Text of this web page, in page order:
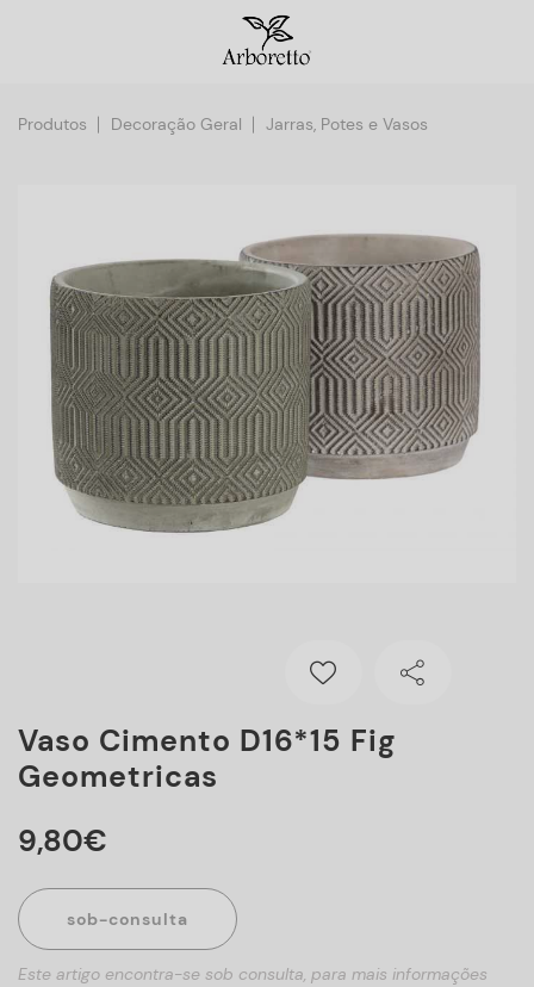
Produtos Decoração Geral Jarras, Potes e Vasos
Vaso Cimento D16*15 Fig
Geometricas
9,80€
sob-consulta
Este artigo encontra-se sob consulta, para mais informações